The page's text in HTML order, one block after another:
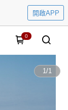
開啟APP
0
1/1